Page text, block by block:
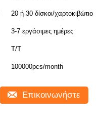
20 ή 30 δίσκοι/χαρτοκιβώτιο
3-7 εργάσιμες ημέρες
T/T
100000pcs/month
Επικοινωνήστε